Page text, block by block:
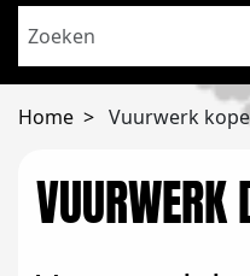
Home Vuurwerk
VUURWERK